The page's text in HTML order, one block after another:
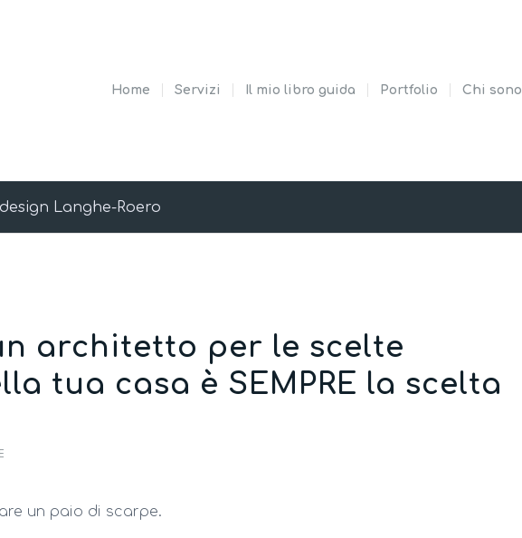
Home Servizi Il mio libro guida Portfolio Chi sono
Langhe-Roero
architetto per le scelte
tua casa è SEMPRE la scelta
un paio di scarpe.